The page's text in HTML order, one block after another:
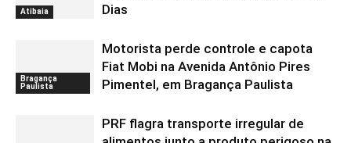
Atibaia
Dias
Bragança
Paulista
Motorista perde controle e capota
Fiat Mobi na Avenida Antônio Pires
Pimentel, em Bragança Paulista
PRF flagra transporte irregular de